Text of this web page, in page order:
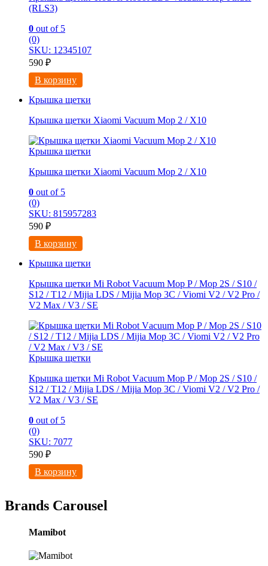
(RLS3)
0 out of 5
(0)
SKU: 12345107
590 ₽
В корзину
Крышка щетки
Крышка щетки Xiaomi Vacuum Mop 2 / X10
Крышка щетки
Крышка щетки Xiaomi Vacuum Mop 2 / X10
0 out of 5
(0)
SKU: 815957283
590 ₽
В корзину
Крышка щетки
Крышка щетки Mi Rоbot Vаcuum Mop P / Moр 2S / S10 /
S12 / Т12 / Мijiа LDS / Mijia Мop 3C / Viоmi V2 / V2 Рro /
V2 Maх / V3 / SE
Крышка щетки
Крышка щетки Mi Rоbot Vаcuum Mop P / Moр 2S / S10 /
S12 / Т12 / Мijiа LDS / Mijia Мop 3C / Viоmi V2 / V2 Рro /
V2 Maх / V3 / SE
0 out of 5
(0)
SKU: 7077
590 ₽
В корзину
Brands Carousel
Mamibot